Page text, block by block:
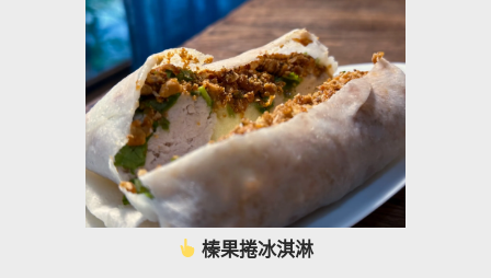
榛果捲冰淇淋